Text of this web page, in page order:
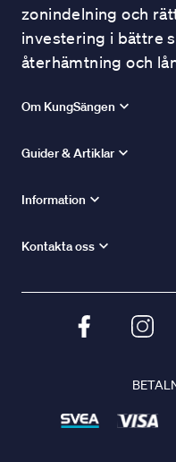
zonindelning och
investering i bättre
återhämtning och
Om KungSängen
Guider & Artiklar
Information
Kontakta oss